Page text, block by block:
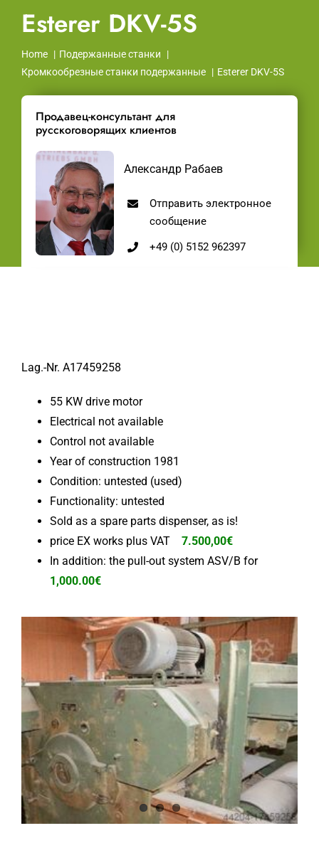
Esterer DKV-5S
Home
Подержанные станки
Кромкообрезные станки подержанные
Esterer DKV-5S
Продавец-консультант для
русскоговорящих клиентов
Александр Рабаев
Отправить электронное
сообщение
+49 (0) 5152 962397
Lag.-Nr. A17459258
55 KW drive motor
Electrical not available
Control not available
Year of construction 1981
Condition: untested (used)
Functionality: untested
Sold as a spare parts dispenser, as is!
price EX works plus VAT 7.500,00€
In addition: the pull-out system ASV/B for
1,000.00€